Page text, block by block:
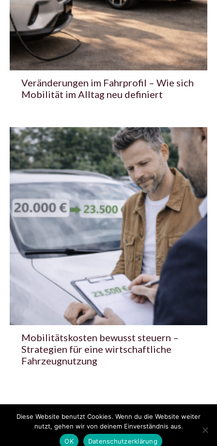
Veränderungen im Fahrprofil – Wie sich
Mobilität im Alltag neu definiert
Mobilitätskosten bewusst steuern –
Strategien für eine wirtschaftliche
Fahrzeugnutzung
© 2020 - 2025 Copyright - KFZzeitung.com
Datenschutzerklärung FAQ Kontakt Impressum
Diese Website benutzt Cookies. Wenn du die Website weiter
nutzt, gehen wir von deinem Einverständnis aus.
OK
Datenschutzerklärung